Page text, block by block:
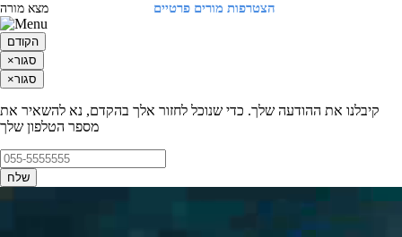
הצטרפות מורים פרטיים מצא מורה
הקודם
×סגור
×סגור
קיבלנו את ההודעה שלך. כדי שנוכל לחזור אלך בהקדם, נא להשאיר את
מספר הטלפון שלך
שלח